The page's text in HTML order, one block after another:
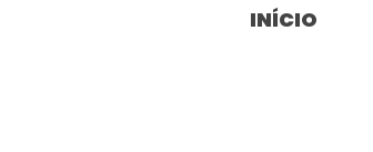
INÍCIO